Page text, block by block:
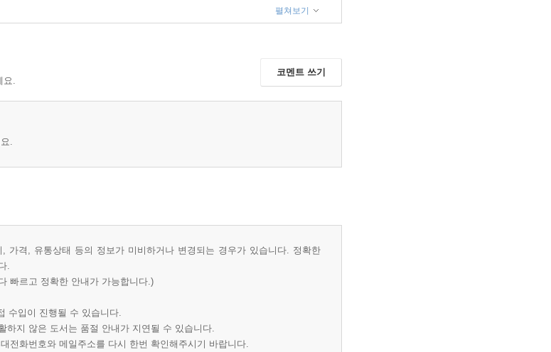
펼쳐보기
요.
코멘트 쓰기
.
가격, 유통상태 등의 정보가 미비하거나 변경되는 경우가 있습니다. 정확한
.
빠르고 정확한 안내가 가능합니다.)
수입이 진행될 수 있습니다.
하지 않은 도서는 품절 안내가 지연될 수 있습니다.
전화번호와 메일주소를 다시 한번 확인해주시기 바랍니다.